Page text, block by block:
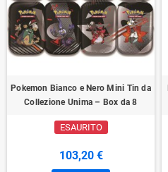
Pokemon Bianco e Nero Mini Tin da
Collezione Unima – Box da 8
ESAURITO
103,20 €